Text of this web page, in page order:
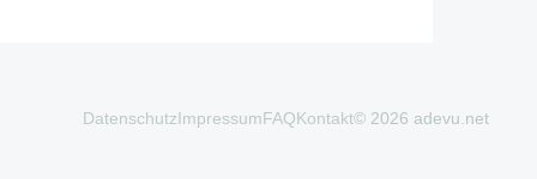
DatenschutzImpressumFAQKontakt© 2026 adevu.net